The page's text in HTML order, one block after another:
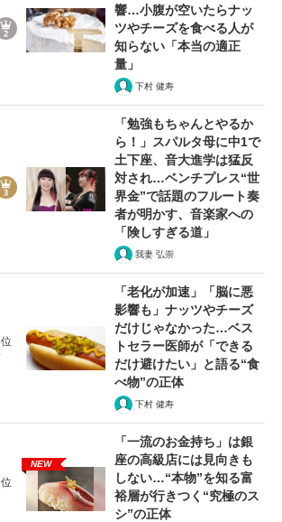
響…小腹が空いたらナッ
ツやチーズを食べる人が
知らない「本当の適正
量」
下村 健寿
「勉強もちゃんとやるか
ら！」スパルタ母に中1で
土下座、音大進学は猛反
対され…ベンチプレス“世
界金”で話題のフルート奏
者が明かす、音楽家への
「険しすぎる道」
我妻 弘崇
「老化が加速」「脳に悪
影響も」ナッツやチーズ
だけじゃなかった…ベス
トセラー医師が「できる
だけ避けたい」と語る“食
べ物”の正体
下村 健寿
NEW
「一流のお金持ち」は銀
座の高級店には見向きも
しない…“本物”を知る富
裕層が行きつく“究極のス
シ”の正体